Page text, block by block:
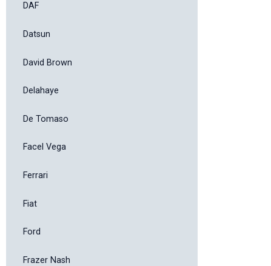
DAF
Datsun
David Brown
Delahaye
De Tomaso
Facel Vega
Ferrari
Fiat
Ford
Frazer Nash